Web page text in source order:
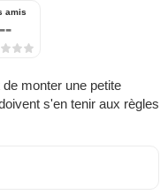
amis
--
monter une petite
s'en tenir aux règles